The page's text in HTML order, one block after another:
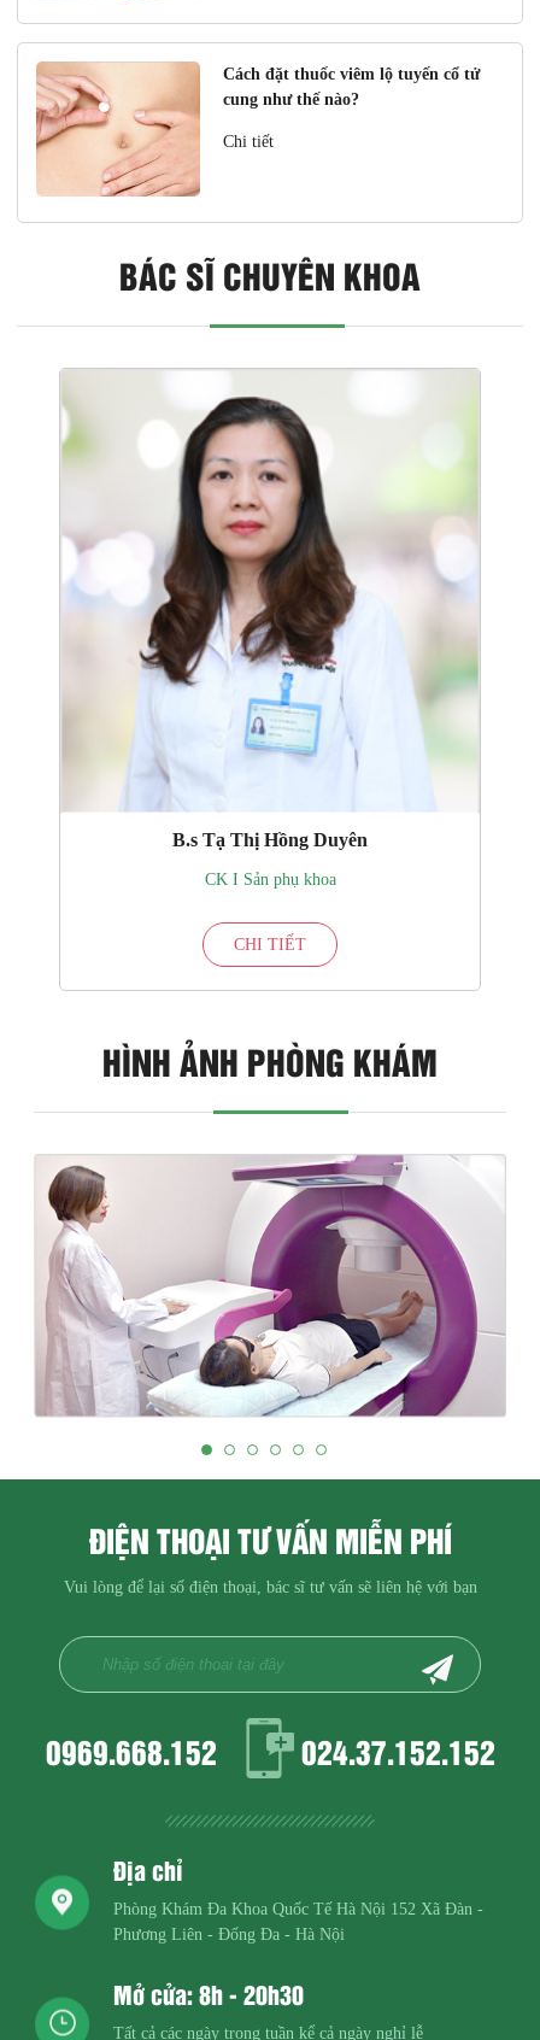
Cách đặt thuốc viêm lộ tuyến cổ tử
cung như thế nào?
Chi tiết
BÁC SĨ CHUYÊN KHOA
B.s Tạ Thị Hồng Duyên
CK I Sản phụ khoa
CHI TIẾT
HÌNH ẢNH PHÒNG KHÁM
ĐIỆN THOẠI TƯ VẤN MIỄN PHÍ
Vui lòng để lại số điện thoại, bác sĩ tư vấn sẽ liên hệ với bạn
0969.668.152 024.37.152.152
Địa chỉ
Phòng Khám Đa Khoa Quốc Tế Hà Nội 152 Xã Đàn -
Phương Liên - Đống Đa - Hà Nội
Mở cửa: 8h - 20h30
Tất cả các ngày trong tuần kể cả ngày nghỉ lễ